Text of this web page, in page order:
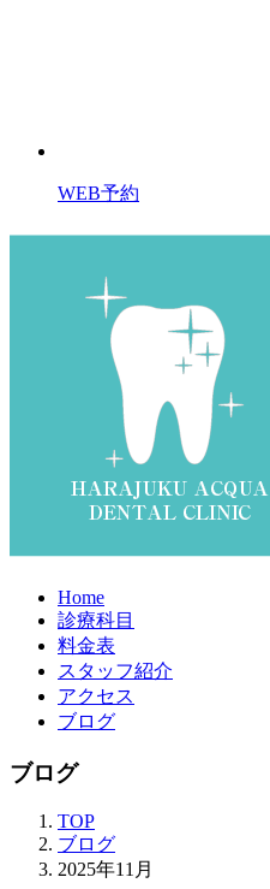
WEB予約
Home
診療科目
料金表
スタッフ紹介
アクセス
ブログ
ブログ
TOP
ブログ
2025年11月